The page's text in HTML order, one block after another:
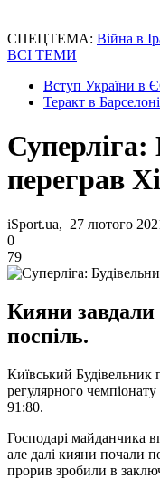
СПЕЦТЕМА: Війна в
ВСІ ТЕМИ
Вступ України в
Теракт в Барселоні
Суперліга:
переграв
iSport.ua, 27 лютого
0
79
Кияни завдали
поспіль.
Київський Будівельник
регулярного чемпіонату
91:80.
Господарі майданчика
але далі кияни почали
прорив зробили в